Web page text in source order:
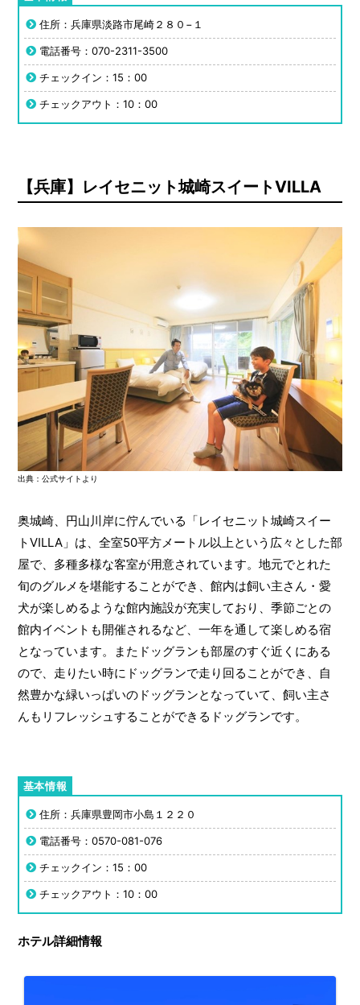
住所：兵庫県淡路市尾崎２８０−１
電話番号：070-2311-3500
チェックイン：15：00
チェックアウト：10：00
【兵庫】レイセニット城崎スイートVILLA
出典：公式サイトより
奥城崎、円山川岸に佇んでいる「レイセニット城崎スイー
トVILLA」は、全室50平方メートル以上という広々とした部
屋で、多種多様な客室が用意されています。地元でとれた
旬のグルメを堪能することができ、館内は飼い主さん・愛
犬が楽しめるような館内施設が充実しており、季節ごとの
館内イベントも開催されるなど、一年を通して楽しめる宿
となっています。またドッグランも部屋のすぐ近くにある
ので、走りたい時にドッグランで走り回ることができ、自
然豊かな緑いっぱいのドッグランとなっていて、飼い主さ
んもリフレッシュすることができるドッグランです。
住所：兵庫県豊岡市小島１２２０
電話番号：0570-081-076
チェックイン：15：00
チェックアウト：10：00
ホテル詳細情報